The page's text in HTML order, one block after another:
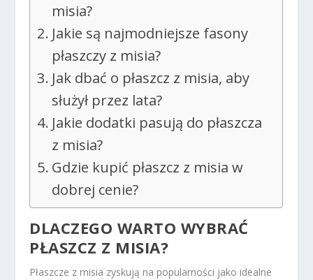
misia?
Jakie są najmodniejsze fasony
płaszczy z misia?
Jak dbać o płaszcz z misia, aby
służył przez lata?
Jakie dodatki pasują do płaszcza
z misia?
Gdzie kupić płaszcz z misia w
dobrej cenie?
DLACZEGO WARTO WYBRAĆ
PŁASZCZ Z MISIA?
Płaszcze z misia zyskują na popularności jako idealne